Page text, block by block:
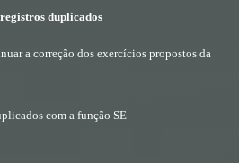
duplicados
a correção dos exercícios propostos da
com a função SE